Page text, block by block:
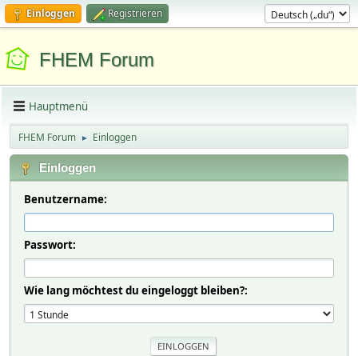
Einloggen Registrieren
FHEM Forum
Hauptmenü
FHEM Forum ► Einloggen
Einloggen
Benutzername:
Passwort:
Wie lang möchtest du eingeloggt bleiben?: